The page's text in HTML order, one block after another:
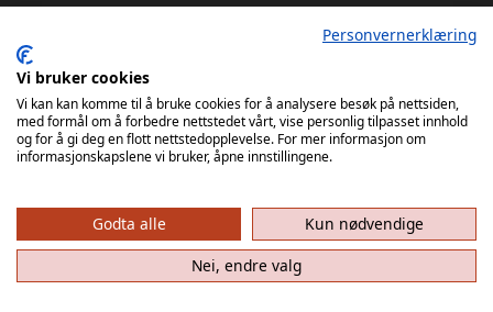
Personvernerklæring
Vi bruker cookies
Vi kan kan komme til å bruke cookies for å analysere besøk på nettsiden,
med formål om å forbedre nettstedet vårt, vise personlig tilpasset innhold
og for å gi deg en flott nettstedopplevelse. For mer informasjon om
informasjonskapslene vi bruker, åpne innstillingene.
Godta alle
Kun nødvendige
Nei, endre valg